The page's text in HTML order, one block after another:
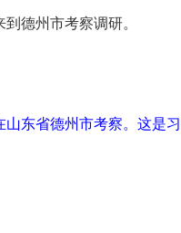
德州市考察调研。
东省德州市考察。这是